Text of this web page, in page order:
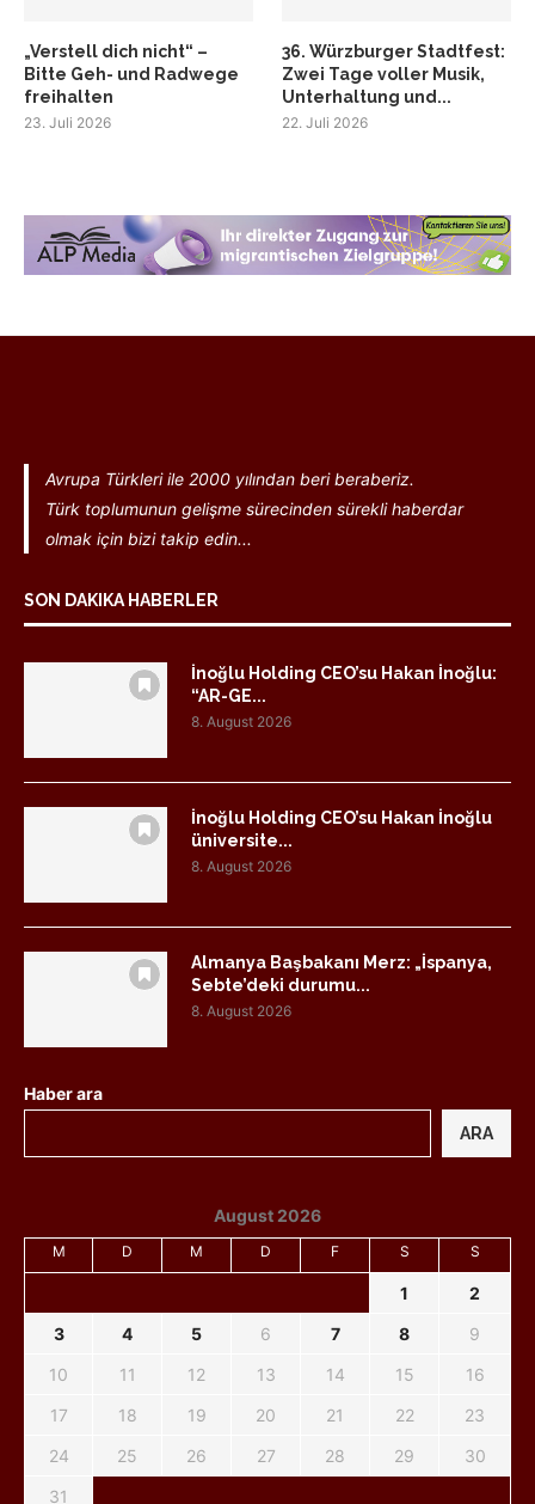
„Verstell dich nicht“ –
Bitte Geh- und Radwege
freihalten
23. Juli 2026
36. Würzburger Stadtfest:
Zwei Tage voller Musik,
Unterhaltung und...
22. Juli 2026
Avrupa Türkleri ile 2000 yılından beri beraberiz.
Türk toplumunun gelişme sürecinden sürekli haberdar
olmak için bizi takip edin...
SON DAKIKA HABERLER
İnoğlu Holding CEO’su Hakan İnoğlu:
“AR-GE...
8. August 2026
İnoğlu Holding CEO’su Hakan İnoğlu
üniversite...
8. August 2026
Almanya Başbakanı Merz: „İspanya,
Sebte’deki durumu...
8. August 2026
Haber ara
ARA
August 2026
M D M D F S S
1
2
3
4 5 6 7 8
9
10
11 12 13 14 15
16
17
18 19 20 21 22
23
24
25 26 27 28 29
30
31